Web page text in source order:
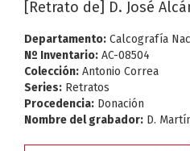
[Retrato de] D. José
Departamento: Calcografía
Nº Inventario: AC-08504
Colección: Antonio Correa
Series: Retratos
Procedencia: Donación
Nombre del grabador: D.